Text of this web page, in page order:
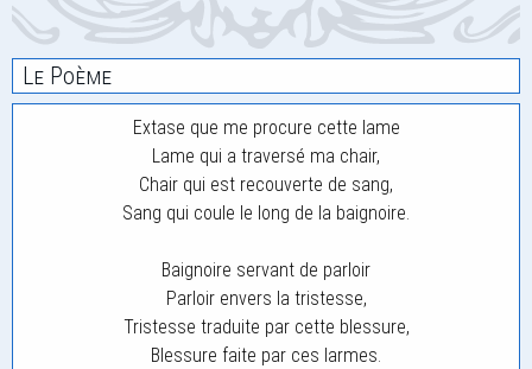
Le Poème
Extase que me procure cette lame
Lame qui a traversé ma chair,
Chair qui est recouverte de sang,
Sang qui coule le long de la baignoire.
Baignoire servant de parloir
Parloir envers la tristesse,
Tristesse traduite par cette blessure,
Blessure faite par ces larmes.